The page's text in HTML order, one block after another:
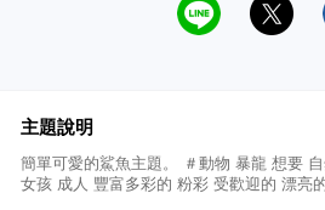
主題說明
簡單可愛的鯊魚主題。 ＃動物 暴龍 想要
女孩 成人 豐富多彩的 粉彩 受歡迎的 漂亮